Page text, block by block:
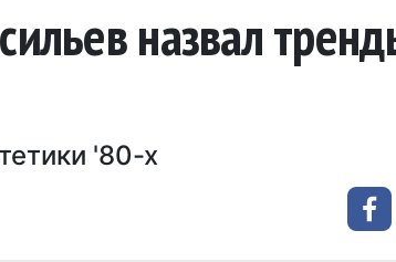
назвал
'80-х